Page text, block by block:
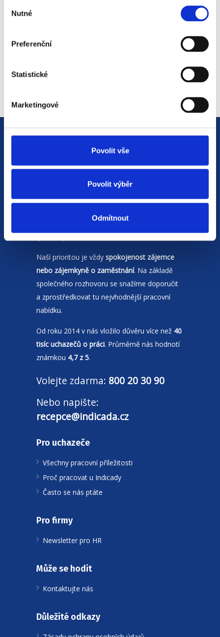
souhlasu
Nutné
Preferenční
Statistické
Marketingové
Povolit vše
Povolit výběr
Odmítnout
JsmeHR agenturas pobočkami v
si na individuálním a férovém přístupu,
Naší prioritou je vždy spokojenost zájemce
nebo zájemkyně o zaměstnání. Na základě
společného rozhovoru se snažíme doporučit
a zprostředkovat tu nejvhodnější pracovní
nabídku.
Od roku 2014 v nás vložilo důvěru více než 40
tisíc uchazečů o práci. Průměrně nás hodnotí
známkou 4,7 z 5.
Volejte zdarma: 800 20 30 90
Nebo napište:
recepce@indicada.cz
Pro uchazeče
Všechny pracovní příležitosti
Proč pracovat u Indicady
Často se nás ptáte
Pro firmy
Newsletter pro HR
Může se hodit
Kontaktujte nás
Důležité odkazy